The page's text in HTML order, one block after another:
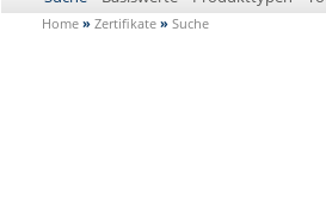
Home » Zertifikate » Suche